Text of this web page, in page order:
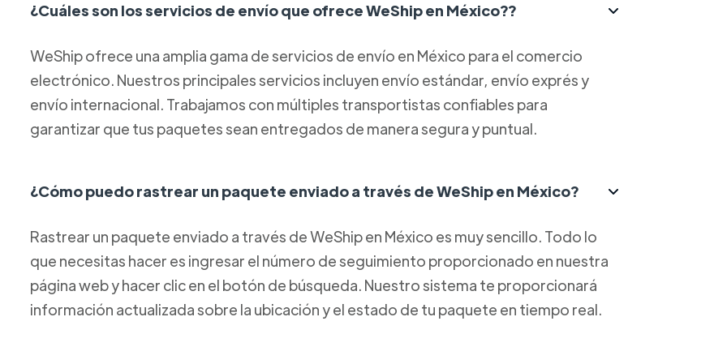
¿Cuáles son los servicios de envío que ofrece WeShip en México??
WeShip ofrece una amplia gama de servicios de envío en México para el comercio
electrónico. Nuestros principales servicios incluyen envío estándar, envío exprés y
envío internacional. Trabajamos con múltiples transportistas confiables para
garantizar que tus paquetes sean entregados de manera segura y puntual.
¿Cómo puedo rastrear un paquete enviado a través de WeShip en México?
Rastrear un paquete enviado a través de WeShip en México es muy sencillo. Todo lo
que necesitas hacer es ingresar el número de seguimiento proporcionado en nuestra
página web y hacer clic en el botón de búsqueda. Nuestro sistema te proporcionará
información actualizada sobre la ubicación y el estado de tu paquete en tiempo real.